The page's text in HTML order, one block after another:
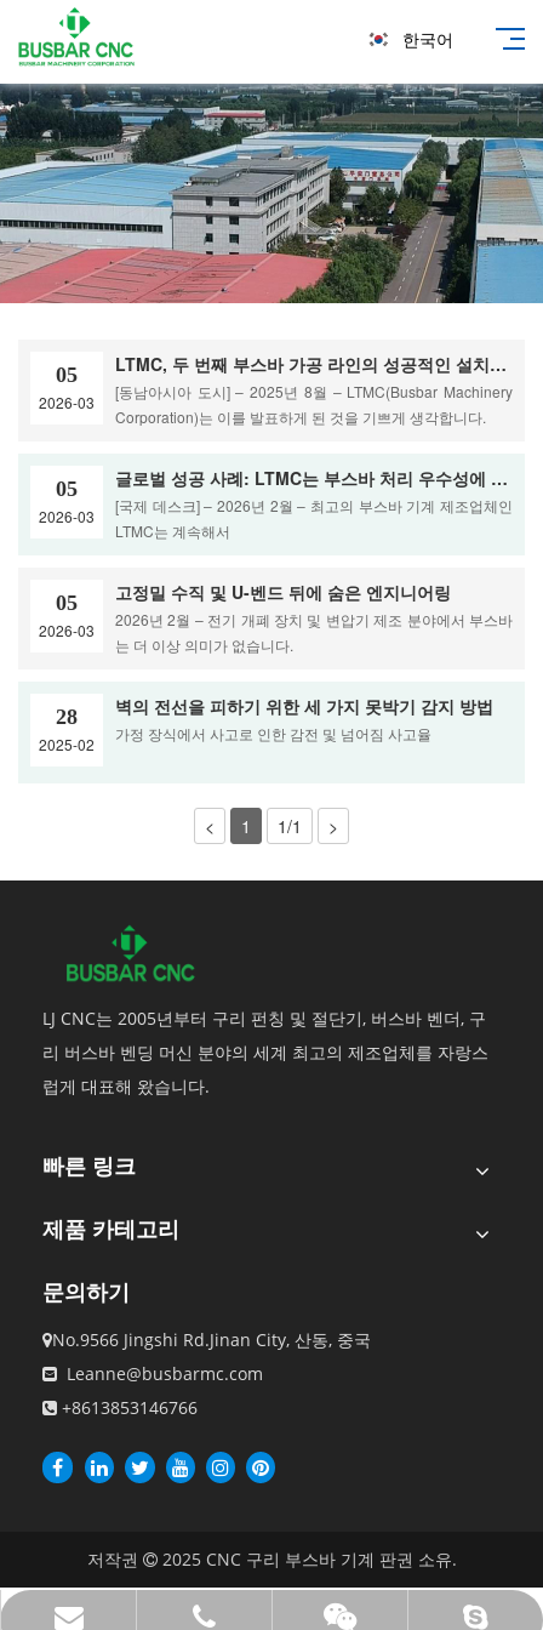
한국어
05
2026-03
LTMC, 두 번째 부스바 가공 라인의 성공적인 설치로 동남아시아에서의 입지 강화
[동남아시아 도시] – 2025년 8월 – LTMC(Busbar Machinery
Corporation)는 이를 발표하게 된 것을 기쁘게 생각합니다.
05
2026-03
글로벌 성공 사례: LTMC는 부스바 처리 우수성에 대한 새로운 표준을 설정합니다.
[국제 데스크] – 2026년 2월 – 최고의 부스바 기계 제조업체인
LTMC는 계속해서
05
2026-03
고정밀 수직 및 U-벤드 뒤에 숨은 엔지니어링
2026년 2월 – 전기 개폐 장치 및 변압기 제조 분야에서 부스바
는 더 이상 의미가 없습니다.
28
2025-02
벽의 전선을 피하기 위한 세 가지 못박기 감지 방법
가정 장식에서 사고로 인한 감전 및 넘어짐 사고율
< 1 1/1 >
LJ CNC는 2005년부터 구리 펀칭 및 절단기, 버스바 벤더, 구
리 버스바 벤딩 머신 분야의 세계 최고의 제조업체를 자랑스
럽게 대표해 왔습니다.
빠른 링크
제품 카테고리
문의하기
No.9566 Jingshi Rd.Jinan City, 산동, 중국
 Leanne@busbarmc.com
 +8613853146766
저작권  2025 CNC 구리 부스바 기계 판권 소유.
Leanne@busbarmc.com
+8613853146766